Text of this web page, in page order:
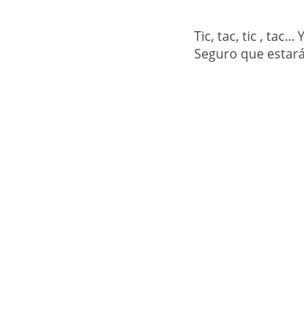
Tic, tac, tic , tac...
Seguro que